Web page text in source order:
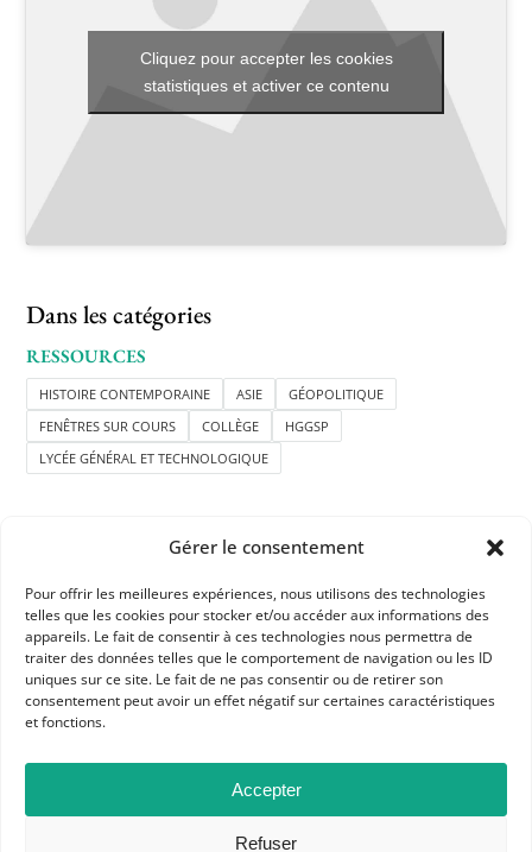
Gérer le consentement
Pour offrir les meilleures expériences, nous utilisons des technologies
telles que les cookies pour stocker et/ou accéder aux informations des
appareils. Le fait de consentir à ces technologies nous permettra de
traiter des données telles que le comportement de navigation ou les ID
uniques sur ce site. Le fait de ne pas consentir ou de retirer son
consentement peut avoir un effet négatif sur certaines caractéristiques
et fonctions.
Accepter
Refuser
Concours scolaires
Conférences, tables rondes
Critique d’ouvrages publiés
Cliquez pour accepter les cookies
statistiques et activer ce contenu
Dans les catégories
RESSOURCES
HISTOIRE CONTEMPORAINE ASIE
GÉOPOLITIQUE
FENÊTRES SUR COURS
COLLÈGE
HGGSP
LYCÉE GÉNÉRAL ET TECHNOLOGIQUE
APHG
Association des professeurs d'histoire et géographie
BP 6541 – 75065 Paris Cedex 02
CONTACTEZ-NOUS